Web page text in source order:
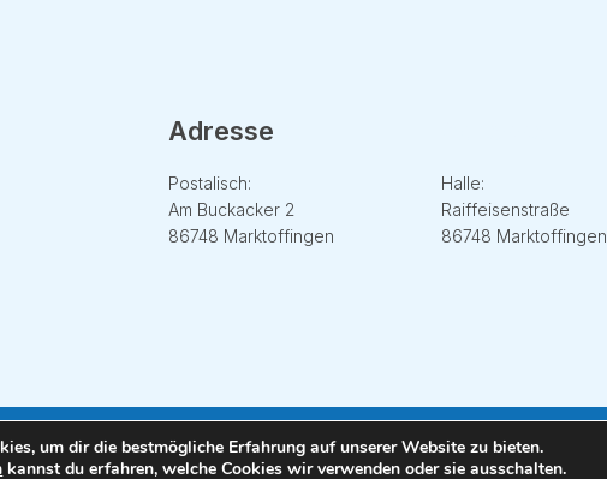
Adresse
Postalisch:
Am Buckacker 2
86748 Marktoffingen
Halle:
Raiffeisenstraße
86748 Marktoffingen
Copyright © 2023 DUOH Kreativbüro
um dir die bestmögliche Erfahrung auf unserer Website zu bieten.
kannst du erfahren, welche Cookies wir verwenden oder sie ausschalten.